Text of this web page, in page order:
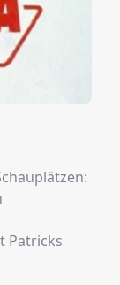
Patricks